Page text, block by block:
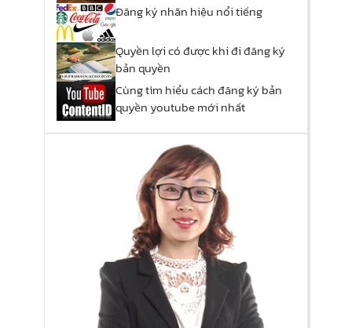
Đăng ký nhãn hiệu nổi tiếng
Quyền​ ​lợi​ ​có​ ​được​ ​khi​ ​đi​ ​đăng​ ​ký​ ​
bản​ ​quyền
Cùng tìm hiểu cách đăng ký bản
quyền youtube mới nhất